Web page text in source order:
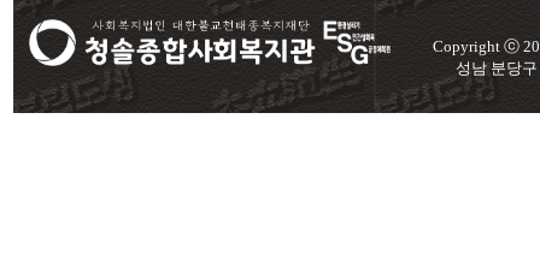
Copyright ⓒ
성남 분당구